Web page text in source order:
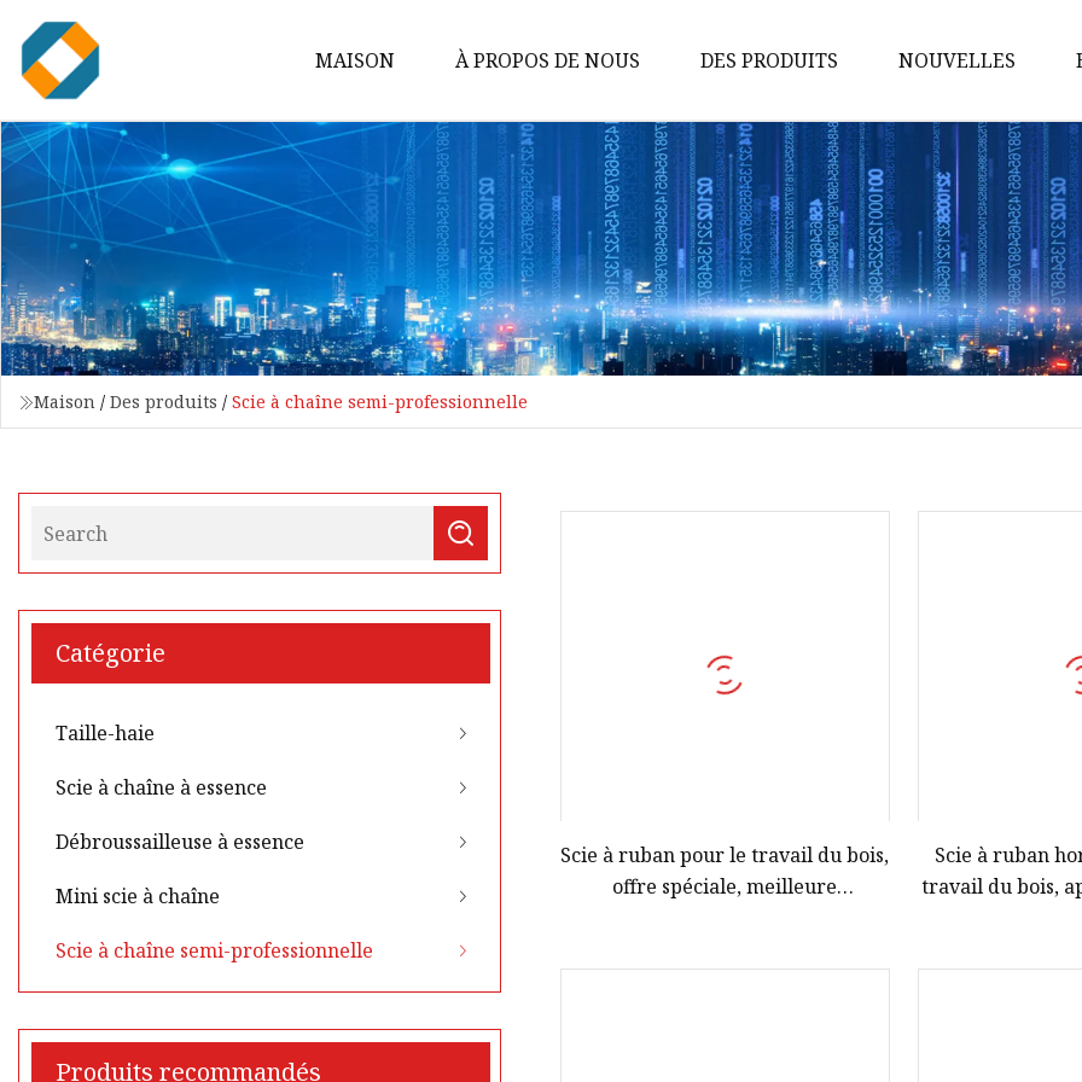
MAISON À PROPOS DE NOUS DES PRODUITS
Taille-haie
Scie à chaîne à essence
Débroussailleuse à essence
Mini scie à chaîne
Scie à chaîne semi-
professionnelle
NOUVELLES
Maison / Des produits / Scie à chaîne semi-professionnelle
Catégorie
Taille-haie
Scie à chaîne à essence
Débroussailleuse à essence
Mini scie à chaîne
Scie à chaîne semi-professionnelle
Produits recommandés
Scie à ruban pour le travail du bois,
offre spéciale, meilleure
Scie à ruban
travail du bois,